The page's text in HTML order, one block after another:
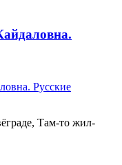
Там-то жил-